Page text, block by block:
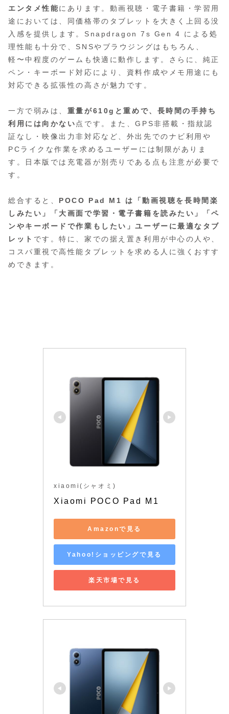
エンタメ性能にあります。動画視聴・電子書籍・学習用
途においては、同価格帯のタブレットを大きく上回る没
入感を提供します。Snapdragon 7s Gen 4 による処
理性能も十分で、SNSやブラウジングはもちろん、
軽〜中程度のゲームも快適に動作します。さらに、純正
ペン・キーボード対応により、資料作成やメモ用途にも
対応できる拡張性の高さが魅力です。
一方で弱みは、 重量が610gと重めで、長時間の手持ち
利用には向かない 点です。また、GPS非搭載・指紋認
証なし・映像出力非対応など、外出先でのナビ利用や
PCライクな作業を求めるユーザーには制限がありま
す。日本版では充電器が別売りである点も注意が必要で
す。
総合すると、 POCO Pad M1 は「動画視聴を長時間楽
しみたい」「大画面で学習・電子書籍を読みたい」「ペ
ンやキーボードで作業もしたい」ユーザーに最適なタブ
レット です。特に、家での据え置き利用が中心の人や、
コスパ重視で高性能タブレットを求める人に強くおすす
めできます。
xiaomi(シャオミ)
Xiaomi POCO Pad M1
Amazonで見る
Yahoo!ショッピングで見る
楽天市場で見る